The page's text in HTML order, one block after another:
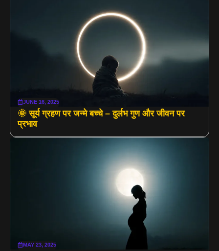
JUNE 16, 2025
🌞 सूर्य ग्रहण पर जन्मे बच्चे – दुर्लभ गुण और जीवन पर
प्रभाव
MAY 23, 2025